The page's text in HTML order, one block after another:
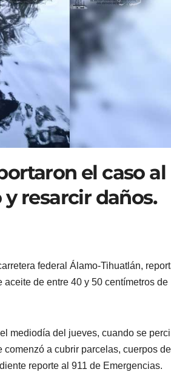
el caso al
resarcir daños.
federal Álamo-Tihuatlán,
de entre 40 y 50 centímetros de
mediodía del jueves, cuando se
a cubrir parcelas, cuerpos de
reporte al 911 de Emergencias.